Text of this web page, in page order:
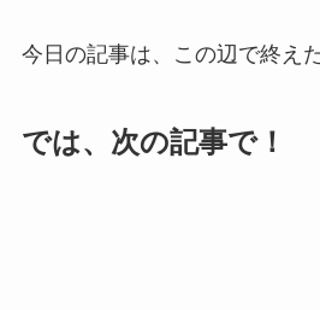
今日の記事は、この辺で終え
では、次の記事で！